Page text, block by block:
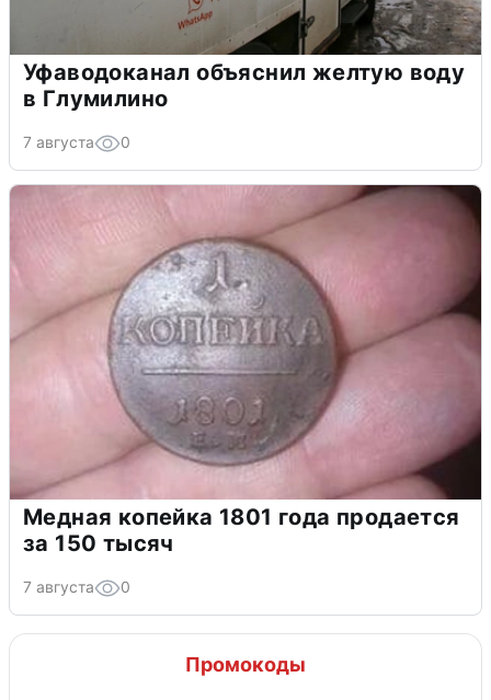
Уфаводоканал объяснил желтую воду
в Глумилино
7 августа 0
Медная копейка 1801 года продается
за 150 тысяч
7 августа 0
Промокоды